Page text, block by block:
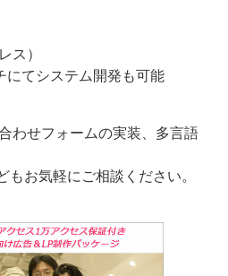
ス）
にてシステム開発も可能
わせフォームの実装、多言語
お気軽にご相談ください。